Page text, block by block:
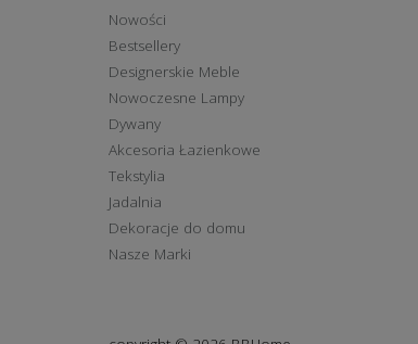
Nowości
Bestsellery
Designerskie Meble
Nowoczesne Lampy
Dywany
Akcesoria Łazienkowe
Tekstylia
Jadalnia
Dekoracje do domu
Nasze Marki